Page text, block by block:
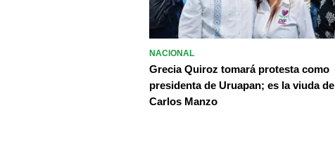
NACIONAL
Grecia Quiroz tomará protesta como
presidenta de Uruapan; es la viuda de
Carlos Manzo